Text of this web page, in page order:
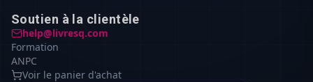
Soutien à la clientèle
help@livresq.com
Formation
ANPC
Voir le panier d'achat